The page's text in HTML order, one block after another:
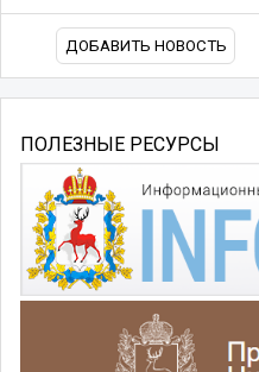
ДОБАВИТЬ НОВОСТЬ
ПОЛЕЗНЫЕ РЕСУРСЫ